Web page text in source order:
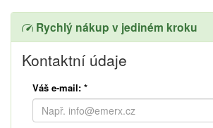
Rychlý nákup v jediném kroku
Kontaktní údaje
Váš e-mail: *